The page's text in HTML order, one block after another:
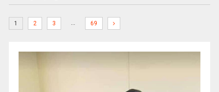
1 2 3 … 69